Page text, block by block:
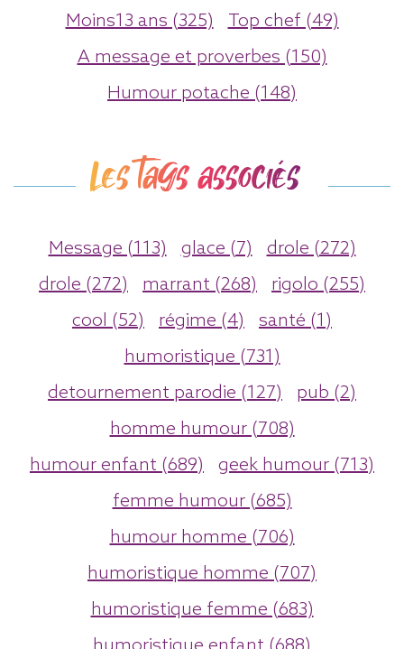
Moins13 ans (325)
Top chef (49)
A message et proverbes (150)
Humour potache (148)
Les tags associés
Message (113) glace (7)
drole (272)
drole (272)
marrant (268)
rigolo (255)
cool (52)
régime (4)
santé (1)
humoristique (731)
detournement parodie (127)
pub (2)
homme humour (708)
humour enfant (689)
geek humour (713)
femme humour (685)
humour homme (706)
humoristique homme (707)
humoristique femme (683)